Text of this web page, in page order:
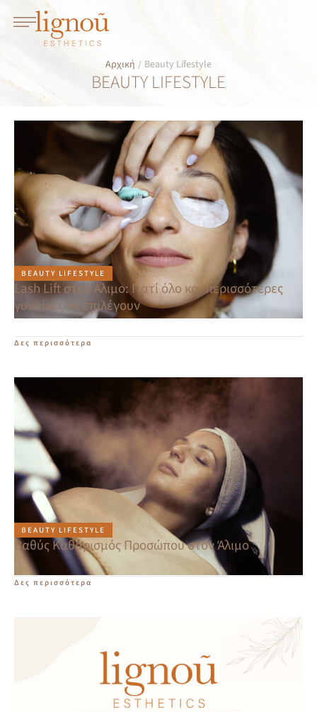
Αρχική / Beauty Lifestyle
BEAUTY LIFESTYLE
BEAUTY LIFESTYLE
Lash Lift στον Άλιμο: Γιατί όλο και περισσότερες
γυναίκες το επιλέγουν
Δες περισσότερα
BEAUTY LIFESTYLE
Βαθύς Καθαρισμός Προσώπου στον Άλιμο
Δες περισσότερα